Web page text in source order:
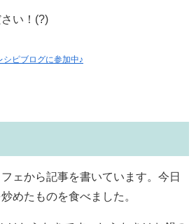
い！(?)
シピブログに参加中♪
ェから記事を書いています。今日
めたものを食べました。